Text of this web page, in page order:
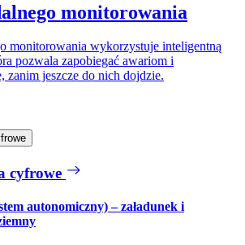
monitorowania
monitorowania wykorzystuje inteligentną
pozwala zapobiegać awariom i
zanim jeszcze do nich dojdzie.
cyfrowe
autonomiczny) – załadunek i